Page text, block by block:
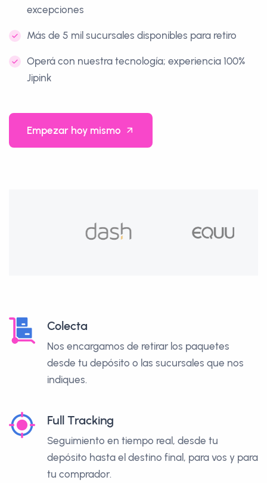
excepciones
Más de 5 mil sucursales disponibles para retiro
Operá con nuestra tecnología; experiencia 100%
Jipink
Empezar hoy mismo
Colecta
Nos encargamos de retirar los paquetes
desde tu depósito o las sucursales que nos
indiques.
Full Tracking
Seguimiento en tiempo real, desde tu
depósito hasta el destino final, para vos y para
tu comprador.